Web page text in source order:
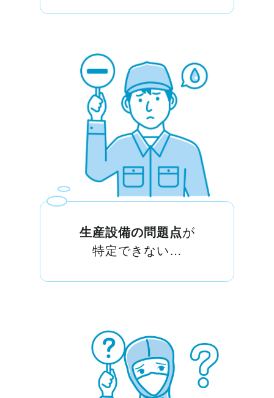
生産設備の問題点が
特定できない…